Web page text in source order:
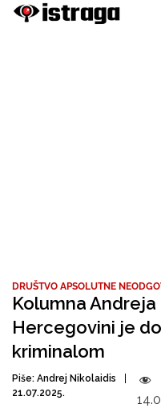
DRUŠTVO APSOLUTNE
Kolumna Andreja
Hercegovini je
kriminalom
Piše: Andrej Nikolaidis
21.07.2025.